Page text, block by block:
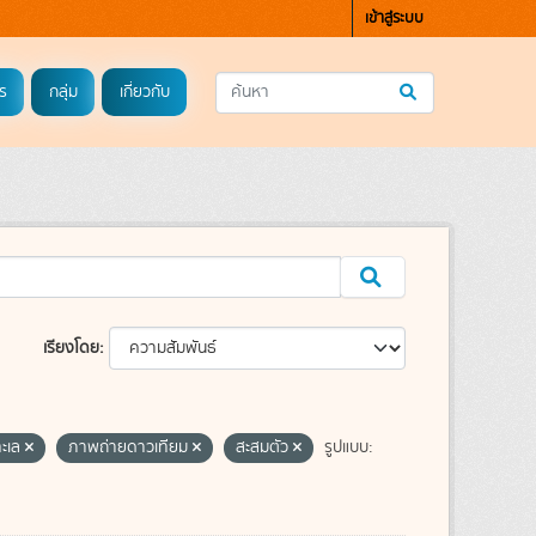
เข้าสู่ระบบ
กลุ่ม เกี่ยวกับ
เรียงโดย
ล ภาพถ่ายดาวเทียม สะสมตัว รูปแบบ: